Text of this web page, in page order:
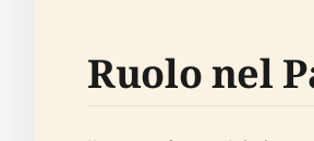
Ruolo nel